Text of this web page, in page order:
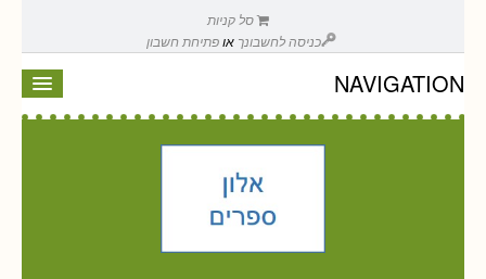
סל קניות
כניסה לחשבונך אופתיחת חשבון
NAVIGATION